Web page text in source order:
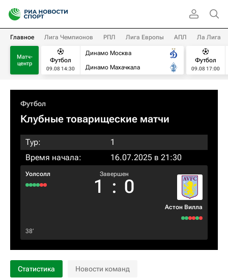
Главное Лига Чемпионов РПЛ Лига Европы АПЛ Ла Лига
Матч-
центр
Футбол
09.08 14:30
Динамо Москва
Динамо Махачкала
Футбол
09.08 17:00
Футбол
Клубные товарищеские матчи
Тур:
1
Время начала:
16.07.2025 в 21:30
Уолсолл Завершен
1 : 0
Астон Вилла
38‎’‎
Статистика Новости команд